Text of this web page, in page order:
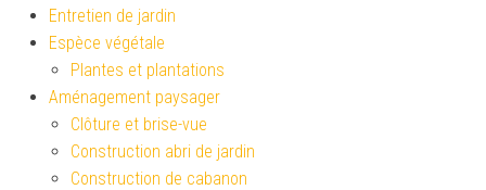
Entretien de jardin
Espèce végétale
Plantes et plantations
Aménagement paysager
Clôture et brise-vue
Construction abri de jardin
Construction de cabanon